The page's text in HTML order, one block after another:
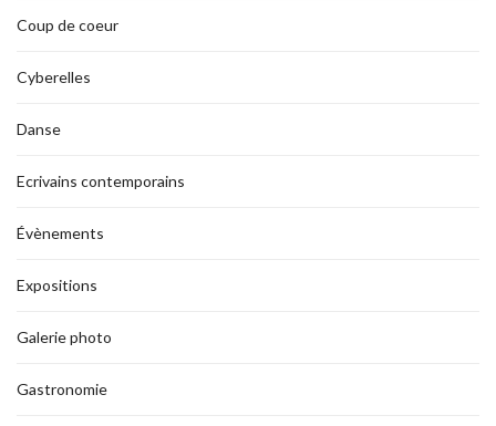
Coup de coeur
Cyberelles
Danse
Ecrivains contemporains
Évènements
Expositions
Galerie photo
Gastronomie